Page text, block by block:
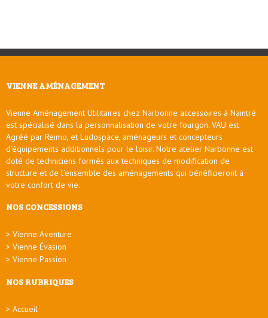
VIENNE AMÉNAGEMENT
Vienne Aménagement Utilitaires chez Narbonne accessoires à Naintré
est spécialisé dans la personnalisation de votre fourgon. VAU est
Agréé par Reimo, et Ludospace, aménageurs et concepteurs
d’équipements additionnels pour le loisir. Notre atelier Narbonne est
doté de techniciens formés aux techniques de modification de
structure et de l’ensemble des aménagements qui bénéficieront à
votre confort de vie.
NOS CONCESSIONS
Vienne Aventure
Vienne Évasion
Vienne Passion
NOS RUBRIQUES
Accueil